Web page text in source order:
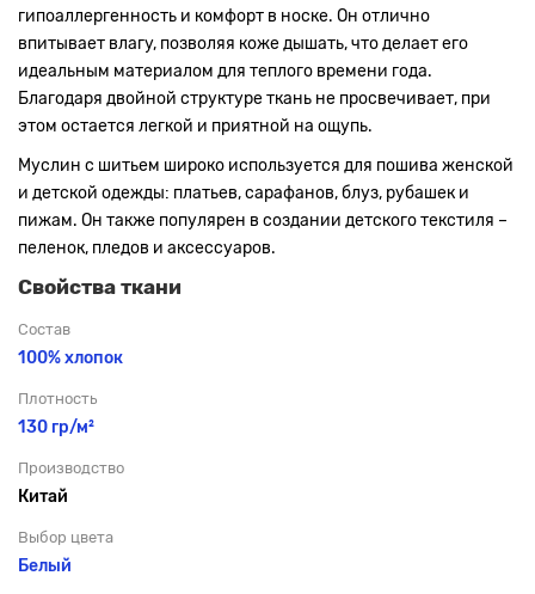
гипоаллергенность и комфорт в носке. Он отлично
впитывает влагу, позволяя коже дышать, что делает его
идеальным материалом для теплого времени года.
Благодаря двойной структуре ткань не просвечивает, при
этом остается легкой и приятной на ощупь.
Муслин с шитьем широко используется для пошива женской
и детской одежды: платьев, сарафанов, блуз, рубашек и
пижам. Он также популярен в создании детского текстиля –
пеленок, пледов и аксессуаров.
Свойства ткани
Состав
100% хлопок
Плотность
130 гр/м²
Производство
Китай
Выбор цвета
Белый